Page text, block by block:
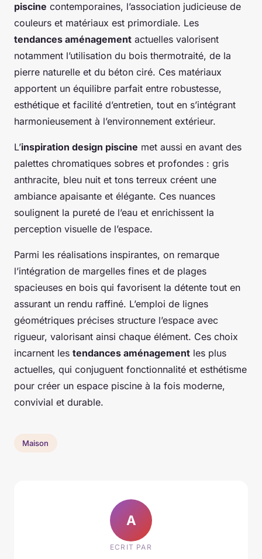
piscine contemporaines, l’association judicieuse de
couleurs et matériaux est primordiale. Les
tendances aménagement actuelles valorisent
notamment l’utilisation du bois thermotraité, de la
pierre naturelle et du béton ciré. Ces matériaux
apportent un équilibre parfait entre robustesse,
esthétique et facilité d’entretien, tout en s’intégrant
harmonieusement à l’environnement extérieur.
L’inspiration design piscine met aussi en avant des
palettes chromatiques sobres et profondes : gris
anthracite, bleu nuit et tons terreux créent une
ambiance apaisante et élégante. Ces nuances
soulignent la pureté de l’eau et enrichissent la
perception visuelle de l’espace.
Parmi les réalisations inspirantes, on remarque
l’intégration de margelles fines et de plages
spacieuses en bois qui favorisent la détente tout en
assurant un rendu raffiné. L’emploi de lignes
géométriques précises structure l’espace avec
rigueur, valorisant ainsi chaque élément. Ces choix
incarnent les tendances aménagement les plus
actuelles, qui conjuguent fonctionnalité et esthétisme
pour créer un espace piscine à la fois moderne,
convivial et durable.
Maison
A
ECRIT PAR